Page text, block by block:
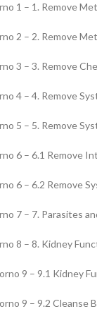
1 – 1. Remove
2 – 2. Remove
3 – 3. Remove
4 – 4. Remove
5 – 5. Remove
6 – 6.1 Remove
6 – 6.2 Remove
7 – 7. Parasites
8 – 8. Kidney
9 – 9.1 Kidney
9 – 9.2 Cleanse